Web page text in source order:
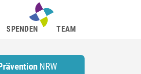
SPENDEN TEAM
NRW